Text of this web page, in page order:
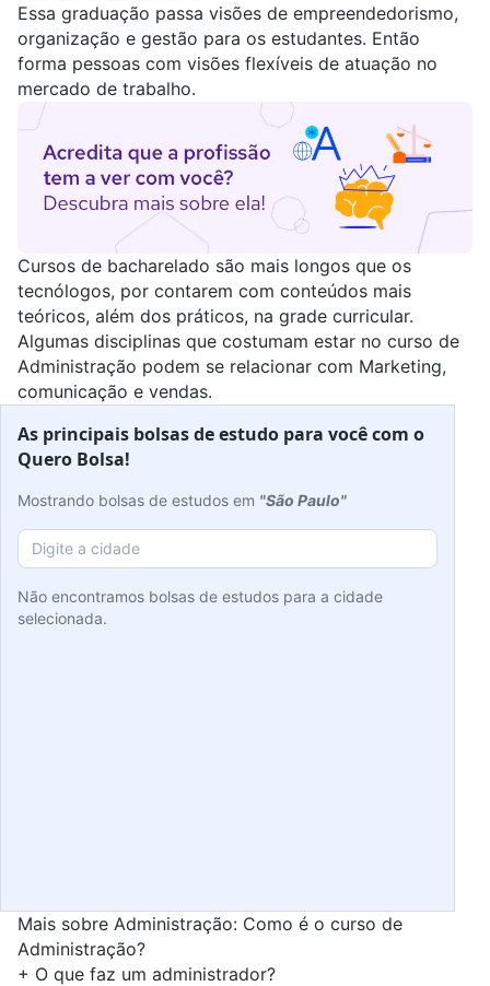
Essa graduação passa visões de empreendedorismo,
organização e gestão para os estudantes. Então
forma pessoas com visões flexíveis de atuação no
mercado de trabalho.
Cursos de bacharelado são mais longos que os
tecnólogos, por contarem com conteúdos mais
teóricos, além dos práticos, na grade curricular.
Algumas disciplinas que costumam estar no curso de
Administração podem se relacionar com Marketing,
comunicação e vendas.
As principais bolsas de estudo para você com o
Quero Bolsa!
Mostrando bolsas de estudos em "São Paulo"
Não encontramos bolsas de estudos para a cidade
selecionada.
Mais sobre Administração: Como é o curso de
Administração?
+ O que faz um administrador?